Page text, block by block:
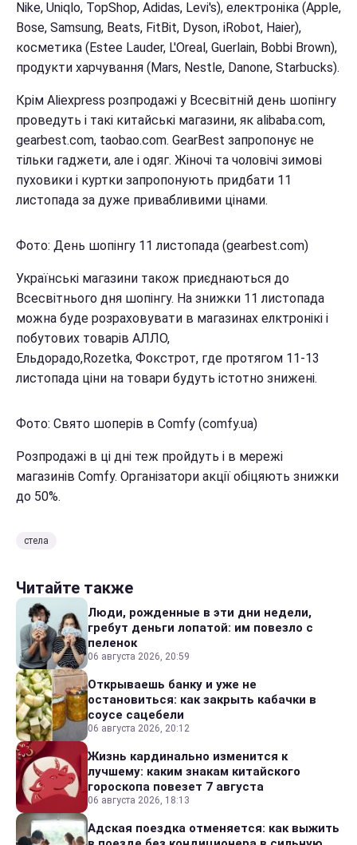
Nike, Uniqlo, TopShop, Adidas, Levi's), електроніка (Apple,
Bose, Samsung, Beats, FitBit, Dyson, iRobot, Haier),
косметика (Estee Lauder, L'Oreal, Guerlain, Bobbi Brown),
продукти харчування (Mars, Nestle, Danone, Starbucks).
Крім Aliexpress розпродажі у Всесвітній день шопінгу
проведуть і такі китайські магазини, як alibaba.com,
gearbest.com, taobao.com. GearBest запропонує не
тільки гаджети, але і одяг. Жіночі та чоловічі зимові
пуховики і куртки запропонують придбати 11
листопада за дуже привабливими цінами.
Фото: День шопінгу 11 листопада (gearbest.com)
Українські магазини також приєднаються до
Всесвітнього дня шопінгу. На знижки 11 листопада
можна буде розраховувати в магазинах елктронікі і
побутових товарів АЛЛО,
Ельдорадо,Rozetka, Фокстрот, где протягом 11-13
листопада ціни на товари будуть істотно знижені.
Фото: Свято шоперів в Comfy (comfy.ua)
Розпродажі в ці дні теж пройдуть і в мережі
магазинів Comfy. Організатори акції обіцяють знижки
до 50%.
стела
Читайте также
Люди, рожденные в эти дни недели,
гребут деньги лопатой: им повезло с
пеленок
06 августа 2026, 20:59
Открываешь банку и уже не
остановиться: как закрыть кабачки в
соусе сацебели
06 августа 2026, 20:12
Жизнь кардинально изменится к
лучшему: каким знакам китайского
гороскопа повезет 7 августа
06 августа 2026, 18:13
Адская поездка отменяется: как выжить